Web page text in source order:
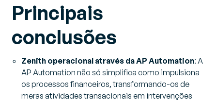
Principais
conclusões
Zenith operacional através da AP Automation: A
AP Automation não só simplifica como impulsiona
os processos financeiros, transformando-os de
meras atividades transacionais em intervenções